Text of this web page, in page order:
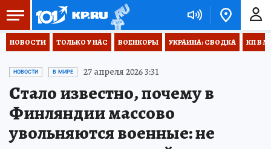
НОВОСТИ ТОЛЬКО У НАС ВОЕНКОРЫ УКРАИНА: СВОДКА КП В
НОВОСТИ В МИРЕ 27 апреля 2026 3:31
Стало известно, почему в
Финляндии массово
увольняются военные: не